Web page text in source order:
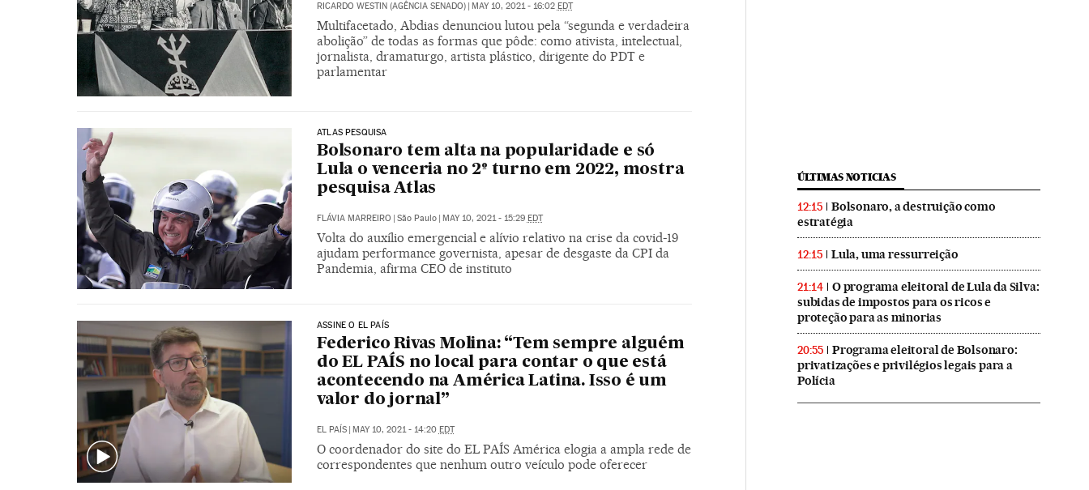
RICARDO WESTIN (AGÊNCIA SENADO) MAY 10, 2021 - 16:02 EDT
Multifacetado, Abdias denunciou lutou pela “segunda e verdadeira
abolição” de todas as formas que pôde: como ativista, intelectual,
jornalista, dramaturgo, artista plástico, dirigente do PDT e
parlamentar
ATLAS PESQUISA
Bolsonaro tem alta na popularidade e só
Lula o venceria no 2º turno em 2022, mostra
pesquisa Atlas
FLÁVIA MARREIRO | São Paulo | MAY 10, 2021 - 15:29 EDT
Volta do auxílio emergencial e alívio relativo na crise da covid-19
ajudam performance governista, apesar de desgaste da CPI da
Pandemia, afirma CEO de instituto
ASSINE O EL PAÍS
Federico Rivas Molina: “Tem sempre alguém
do EL PAÍS no local para contar o que está
acontecendo na América Latina. Isso é um
valor do jornal”
EL PAÍS | MAY 10, 2021 - 14:20 EDT
O coordenador do site do EL PAÍS América elogia a ampla rede de
correspondentes que nenhum outro veículo pode oferecer
ÚLTIMAS NOTICIAS
12:15
Bolsonaro, a destruição como
estratégia
12:15 Lula, uma ressurreição
21:14
O programa eleitoral de Lula da Silva:
subidas de impostos para os ricos e
proteção para as minorias
20:55
Programa eleitoral de Bolsonaro:
privatizações e privilégios legais para a
Polícia